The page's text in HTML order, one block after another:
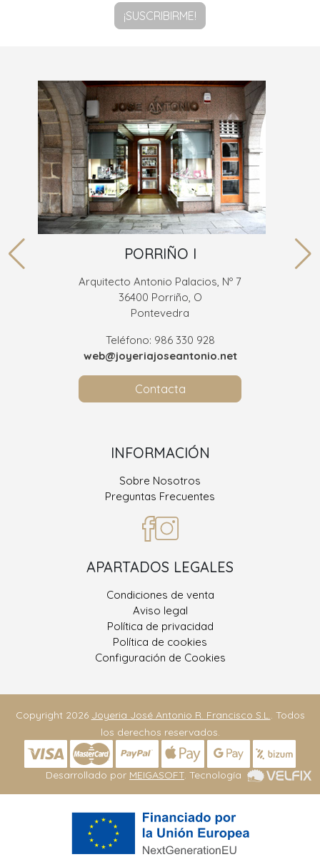
¡SUSCRIBIRME!
PORRIÑO I
Arquitecto Antonio Palacios, Nº 7
36400 Porriño, O
Pontevedra
Teléfono: 986 330 928
web@joyeriajoseantonio.net
Contacta
INFORMACIÓN
Sobre Nosotros
Preguntas Frecuentes
APARTADOS LEGALES
Condiciones de venta
Aviso legal
Política de privacidad
Política de cookies
Configuración de Cookies
Copyright 2026 Joyeria José Antonio R. Francisco S.L.. Todos
los derechos reservados.
Desarrollado por MEIGASOFT . Tecnología